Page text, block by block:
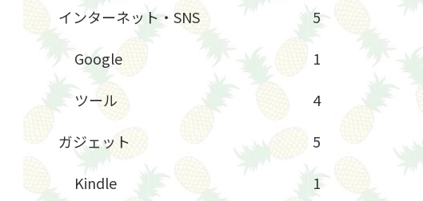
インターネット・SNS
5
Google
1
ツール
4
ガジェット
5
Kindle
1